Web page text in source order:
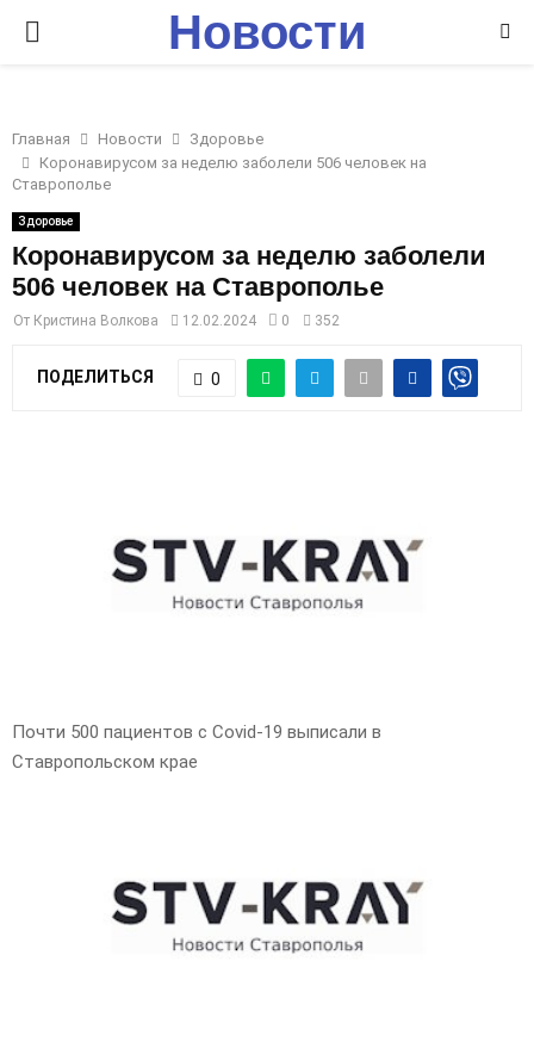
P
I
M
A
Новости
Главная Новости
Здоровье
Коронавирусом за неделю заболели 506 человек на
Ставрополье
Здоровье
Коронавирусом за неделю заболели
506 человек на Ставрополье
От Кристина Волкова 12.02.2024 0 352
ПОДЕЛИТЬСЯ 0
Почти 500 пациентов с Covid-19 выписали в
Ставропольском крае